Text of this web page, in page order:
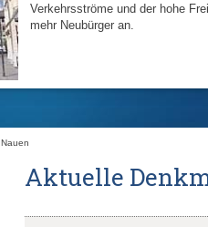
Verkehrsströme und der hohe
mehr Neubürger an.
Nauen
Aktuelle